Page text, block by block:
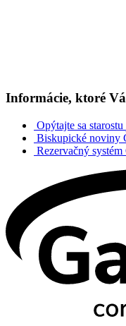
Informácie, ktoré
Opýtajte sa starostu
Biskupické noviny
Rezervačný systém